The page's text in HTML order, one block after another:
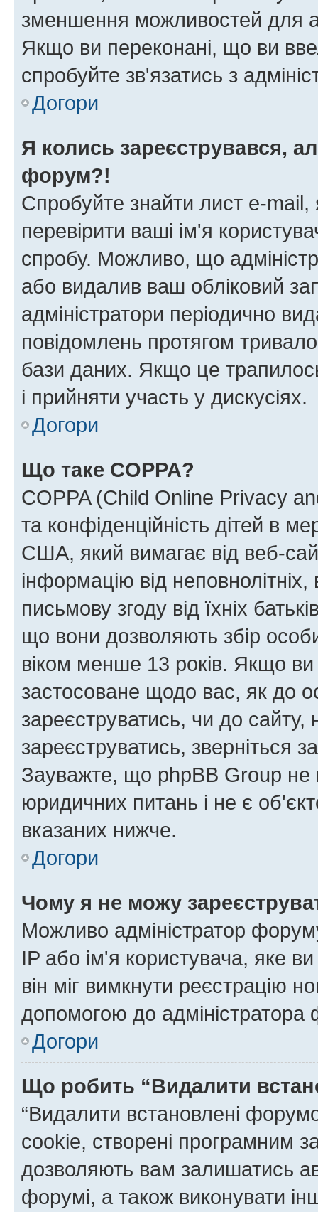
зменшення можливостей для
Якщо ви переконані, що ви
спробуйте зв'язатись з
Догори
Я колись зареєструвався,
форум?!
Спробуйте знайти лист e-mail,
перевірити ваші ім'я
спробу. Можливо, що
або видалив ваш обліковий
адміністратори періодично
повідомлень протягом
бази даних. Якщо це
і прийняти участь у дискусіях.
Догори
Що таке COPPA?
COPPA (Child Online Privacy
та конфіденційність дітей в
США, який вимагає від веб-
інформацію від
письмову згоду від їхніх
що вони дозволяють збір
віком менше 13 років. Якщо
застосоване щодо вас, як до
зареєструватись, чи до
зареєструватись, зверніться
Зауважте, що phpBB Group не
юридичних питань і не є
вказаних нижче.
Догори
Чому я не можу
Можливо адміністратор
IP або ім'я користувача, яке
він міг вимкнути реєстрацію
допомогою до адміністратора
Догори
Що робить “Видалити
“Видалити встановлені
cookie, створені програмним
дозволяють вам залишатись
форумі, а також виконувати